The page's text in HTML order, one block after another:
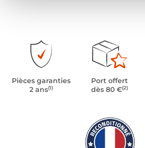
Pièces garanties
2 ans(1)
Port offert
dès 80 €(2)